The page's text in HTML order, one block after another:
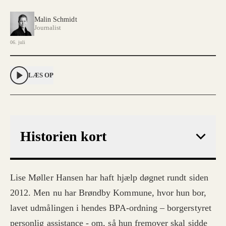
Malin Schmidt
Journalist
06. juli
LÆS OP
Historien kort
Lise Møller Hansen har haft hjælp døgnet rundt siden
2012. Men nu har Brøndby Kommune, hvor hun bor,
lavet udmålingen i hendes BPA-ordning – borgerstyret
personlig assistance - om, så hun fremover skal sidde